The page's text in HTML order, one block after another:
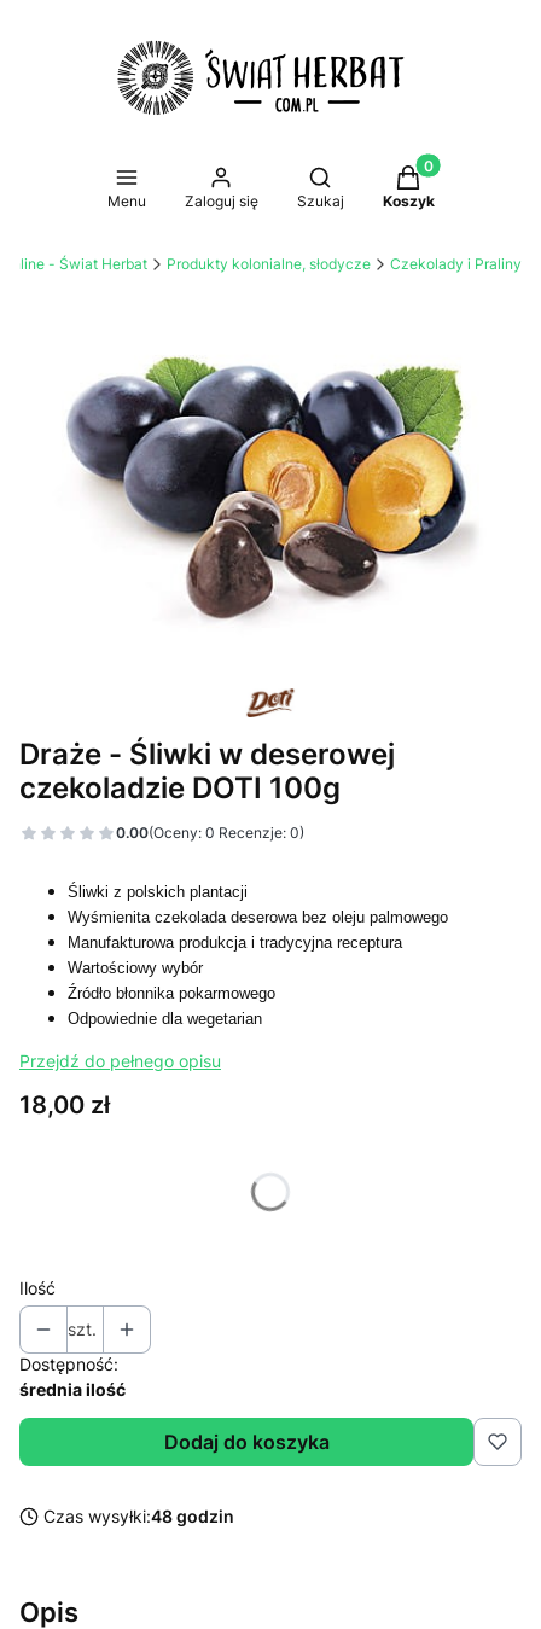
Menu Zaloguj się
Otwórz wyszukiwarkę
Szukaj
Produkty w
Koszyk
- Świat Herbat Produkty kolonialne, słodycze Czekolady i Praliny
Draże - Śliwki w deserowej
czekoladzie DOTI 100g
0.00(Oceny: 0 Recenzje: 0)
Śliwki z polskich plantacji
Wyśmienita czekolada deserowa bez oleju palmowego
Manufakturowa produkcja i tradycyjna receptura
Wartościowy wybór
Źródło błonnika pokarmowego
Odpowiednie dla wegetarian
Przejdź do pełnego opisu
Cena
18,00 zł
Poszczególne warianty mogą różnić się ceną
Ilość
szt.
Dostępność:
średnia ilość
Dodaj do koszyka
Czas wysyłki:48 godzin
Opis